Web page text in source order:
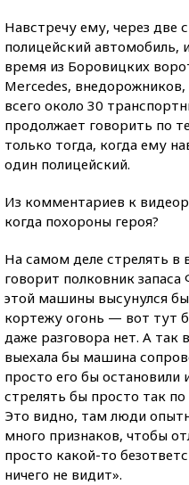
Навстречу ему, через две
полицейский автомобиль,
время из Боровицких
Mercedes,
всего около 30
продолжает говорить по
только тогда, когда ему
один полицейский.
Из комментариев к
когда похороны героя?
На самом деле стрелять в
говорит полковник
этой машины высунулся
кортежу огонь — вот тут
даже разговора нет. А так
выехала бы машина
просто его бы остановили
стрелять бы просто так
Это видно, там люди
много признаков, чтобы
просто какой-то
ничего не видит».